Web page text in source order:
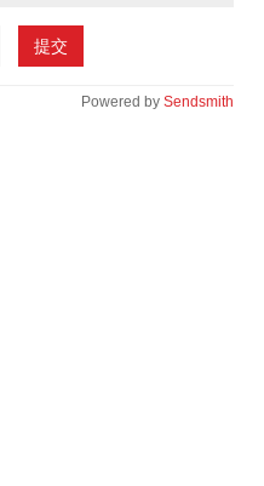
提交
Powered by Sendsmith